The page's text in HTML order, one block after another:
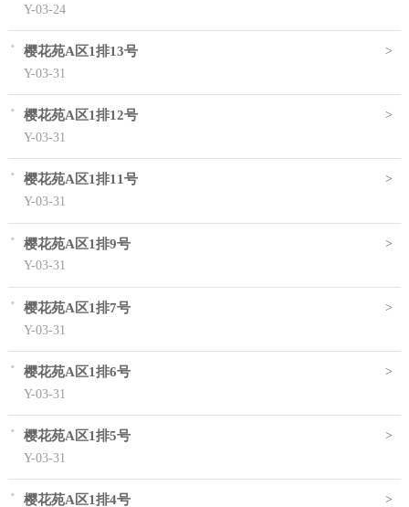
Y-03-24
·
樱花苑A区1排13号
Y-03-31
>
·
樱花苑A区1排12号
Y-03-31
>
·
樱花苑A区1排11号
Y-03-31
>
·
樱花苑A区1排9号
Y-03-31
>
·
樱花苑A区1排7号
Y-03-31
>
·
樱花苑A区1排6号
Y-03-31
>
·
樱花苑A区1排5号
Y-03-31
>
· 樱花苑A区1排4号 >